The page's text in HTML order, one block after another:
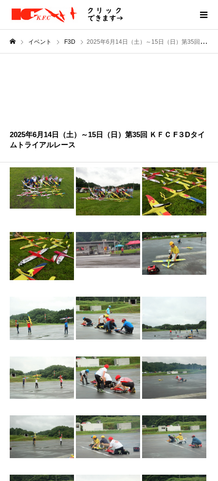
イベント F3D 2025年6月14日（土）～15日（日）第35回 ＫＦＣ F３Dタイムトライアルレース
2025年6月14日（土）～15日（日）第35回 ＫＦＣ F３Dタイ
ムトライアルレース